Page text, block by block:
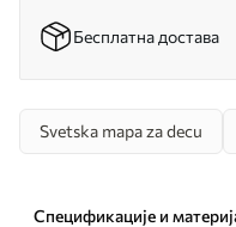
Бесплатна достава
Svetska mapa za decu
Спецификације и